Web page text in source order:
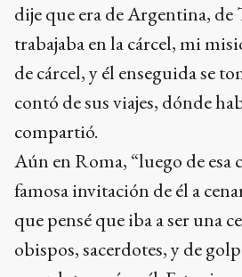
dije que era de Argentina,
trabajaba en la cárcel, mi
de cárcel, y él enseguida se
contó de sus viajes, dónde
compartió.
Aún en Roma, “luego de esa
famosa invitación de él a
que pensé que iba a ser una
obispos, sacerdotes, y de